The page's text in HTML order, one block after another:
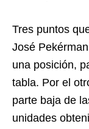
Tres puntos
José
una posición,
tabla. Por el
parte baja de
unidades